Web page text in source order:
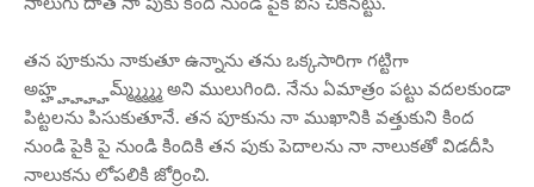
తన పూకును నాకుతూ ఉన్నాను తను ఒక్కసారిగా గట్టిగా
అహ్హ్హ్హ్హ్హమ్మ్మ్మ్మ్మ్ అని ములుగింది. నేను ఏమాత్రం పట్టు వదలకుండా
పిట్టలను పిసుకుతూనే. తన పూకును నా ముఖానికి వత్తుకుని కింద
నుండి పైకి పై నుండి కిందికి తన పుకు పెదాలను నా నాలుకతో విడదీసి
నాలుకను లోపలికి జోర్రించి.